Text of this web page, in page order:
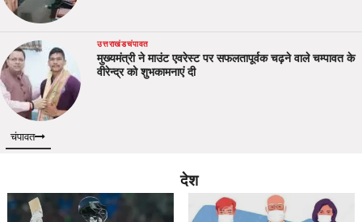
उत्तराखंडचंपावत
मुख्यमंत्री ने माउंट एवरेस्ट पर सफलतापूर्वक चढ़ने वाले चम्पावत के
वीरेन्द्र को शुभकामनाएं दी
चंपावत
देश